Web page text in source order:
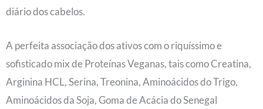
diário dos cabelos.
A perfeita associação dos ativos com o riquíssimo e
sofisticado mix de Proteínas Veganas, tais como Creatina,
Arginina HCL, Serina, Treonina, Aminoácidos do Trigo,
Aminoácidos da Soja, Goma de Acácia do Senegal